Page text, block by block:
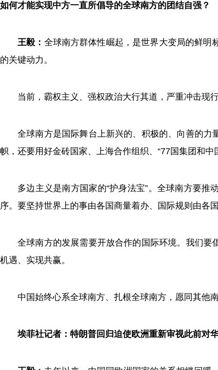
如何才能实现中方一直所倡导的全球南方的团结自强？
王毅： 全球南方群体性崛起，是世界大变局的鲜明
的关键动力。
当前，霸权主义、强权政治大行其道，严重冲击现
全球南方是国际舞台上新兴的、积极的、向善的
帜，还要用好金砖国家、上海合作组织、“77国集团和
多边主义是南方国家的“护身法宝”。全球南方要
序。要坚持世界上的事由各国商量着办、国际规则由各
全球南方的发展需要开放合作的国际环境。我们
机遇、实现共赢。
中国始终心系全球南方、扎根全球南方，愿同其他
埃菲社记者：特朗普回归迫使欧洲重新审视此前对